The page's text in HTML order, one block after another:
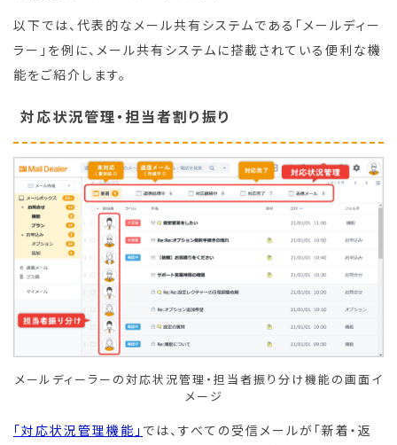
以下では、代表的なメール共有システムである「メールディー
ラー」を例に、メール共有システムに搭載されている便利な機
能をご紹介します。
対応状況管理・担当者割り振り
メールディーラーの対応状況管理・担当者振り分け機能の画面イ
メージ
「対応状況管理機能」 では、すべての受信メールが「新着・返